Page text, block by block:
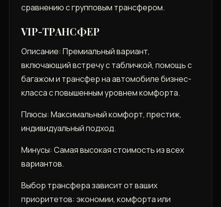
сравнению с групповым трансфером.
VIP-ТРАНСФЕР
Описание: Премиальный вариант,
включающий встречу с табличкой, помощь с
багажом и трансфер на автомобиле бизнес-
класса с повышенным уровнем комфорта.
Плюсы: Максимальный комфорт, престиж,
индивидуальный подход.
Минусы: Самая высокая стоимость из всех
вариантов.
Выбор трансфера зависит от ваших
приоритетов: экономии, комфорта или